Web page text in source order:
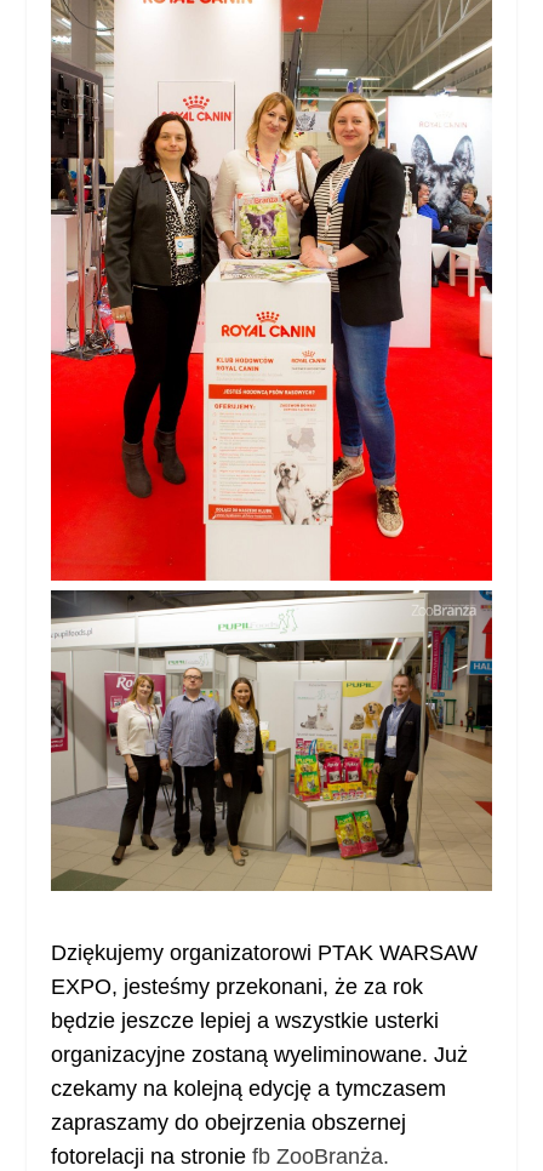
Dziękujemy organizatorowi PTAK WARSAW
EXPO, jesteśmy przekonani, że za rok
będzie jeszcze lepiej a wszystkie usterki
organizacyjne zostaną wyeliminowane. Już
czekamy na kolejną edycję a tymczasem
zapraszamy do obejrzenia obszernej
fotorelacji na stroniefb ZooBranża.